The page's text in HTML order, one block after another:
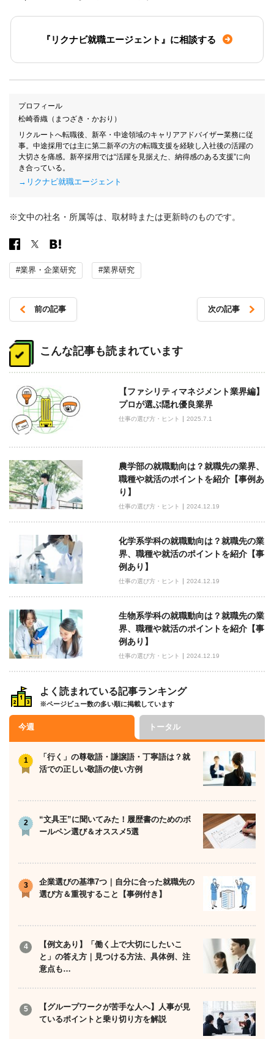
『リクナビ就職エージェント』に相談する
プロフィール
松崎香織（まつざき・かおり）
リクルートへ転職後、新卒・中途領域のキャリアアドバイザー業務に従
事。中途採用では主に第二新卒の方の転職支援を経験し入社後の活躍の
大切さを痛感。新卒採用では“活躍を見据えた、納得感のある支援”に向
き合っている。
→リクナビ就職エージェント
※文中の社名・所属等は、取材時または更新時のものです。
#業界・企業研究 #業界研究
稿
ナ
ゲ
ー
シ
ョ
ン
前の記事 次の記事
こんな記事も読まれています
【ファシリティマネジメント業界編】
プロが選ぶ隠れ優良業界
仕事の選び方・ヒント 2025.7.1
農学部の就職動向は？就職先の業界、
職種や就活のポイントを紹介【事例あ
り】
仕事の選び方・ヒント 2024.12.19
化学系学科の就職動向は？就職先の業
界、職種や就活のポイントを紹介【事
例あり】
仕事の選び方・ヒント 2024.12.19
生物系学科の就職動向は？就職先の業
界、職種や就活のポイントを紹介【事
例あり】
仕事の選び方・ヒント 2024.12.19
よく読まれている記事ランキング
※ページビュー数の多い順に掲載しています
今週 トータル
「行く」の尊敬語・謙譲語・丁寧語は？就
活での正しい敬語の使い方例
“文具王”に聞いてみた！履歴書のためのボ
ールペン選び＆オススメ5選
企業選びの基準7つ｜自分に合った就職先の
選び方＆重視すること【事例付き】
【例文あり】「働く上で大切にしたいこ
と」の答え方｜見つける方法、具体例、注
意点も…
【グループワークが苦手な人へ】人事が見
ているポイントと乗り切り方を解説